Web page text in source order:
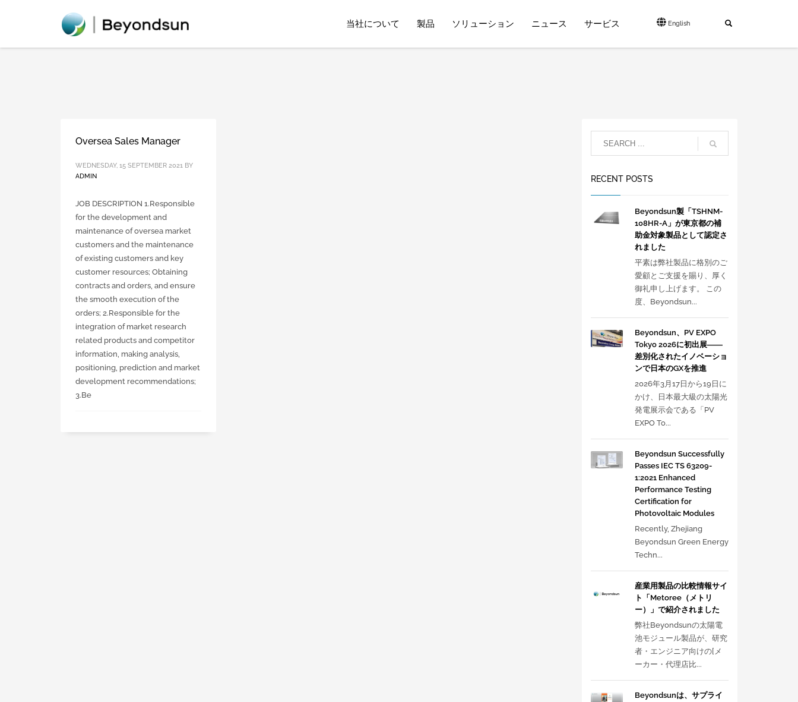
当社について 製品 ソリューション ニュース サービス English
Oversea Sales Manager
WEDNESDAY, 15 SEPTEMBER 2021 BY
ADMIN
JOB DESCRIPTION 1.Responsible
for the development and
maintenance of oversea market
customers and the maintenance
of existing customers and key
customer resources; Obtaining
contracts and orders, and ensure
the smooth execution of the
orders; 2.Responsible for the
integration of market research
related products and competitor
information, making analysis,
positioning, prediction and market
development recommendations;
3.Be
RECENT POSTS
Beyondsun製「TSHNM-
108HR-A」が東京都の補
助金対象製品として認定さ
れました
平素は弊社製品に格別のご
愛顧とご支援を賜り、厚く
御礼申し上げます。 この
度、Beyondsun...
Beyondsun、PV EXPO
Tokyo 2026に初出展――
差別化されたイノベーショ
ンで日本のGXを推進
2026年3月17日から19日に
かけ、日本最大級の太陽光
発電展示会である「PV
EXPO To...
Beyondsun Successfully
Passes IEC TS 63209-
1:2021 Enhanced
Performance Testing
Certification for
Photovoltaic Modules
Recently, Zhejiang
Beyondsun Green Energy
Techn...
産業用製品の比較情報サイ
ト「Metoree（メトリ
ー）」で紹介されました
弊社Beyondsunの太陽電
池モジュール製品が、研究
者・エンジニア向けの[メ
ーカー・代理店比...
Beyondsunは、サプライ